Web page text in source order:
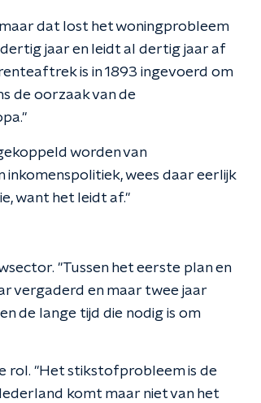
dat lost het woningprobleem
jaar en leidt al dertig jaar af
is in 1893 ingevoerd om
de oorzaak van de
worden van
wees daar eerlijk
want het leidt af."
"Tussen het eerste plan en
vergaderd en maar twee jaar
de lange tijd die nodig is om
rol. "Het stikstofprobleem is de
komt maar niet van het